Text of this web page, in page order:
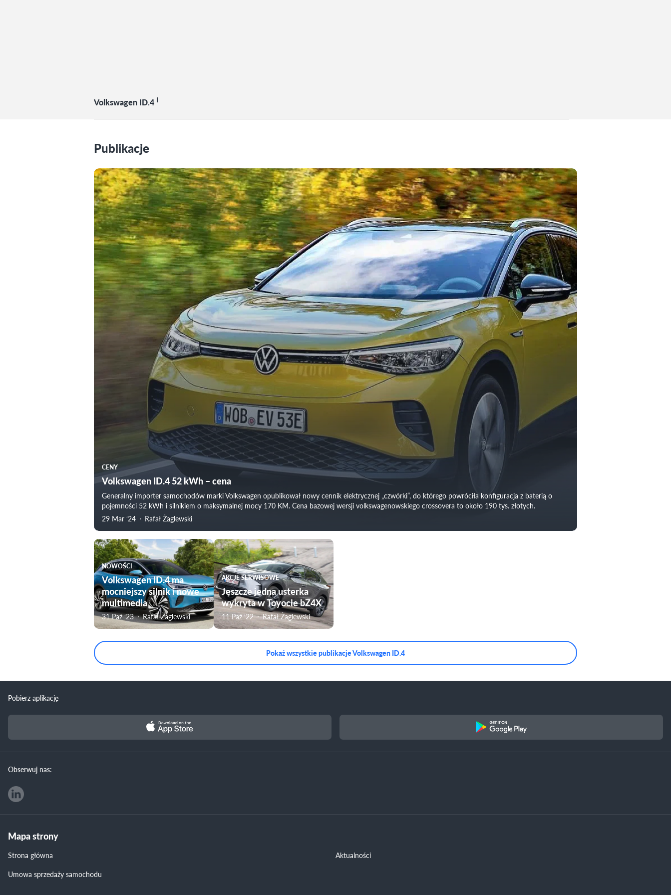
Volkswagen ID.4 I
Publikacje
CENY
Volkswagen ID.4 52 kWh – cena
Generalny importer samochodów marki Volkswagen opublikował nowy cennik elektrycznej „czwórki”, do którego powróciła konfiguracja z baterią o
pojemności 52 kWh i silnikiem o maksymalnej mocy 170 KM. Cena bazowej wersji volkswagenowskiego crossovera to około 190 tys. złotych.
29 Mar ‘24
Rafał Żaglewski
NOWOŚCI
Volkswagen ID.4 ma
mocniejszy silnik i nowe
multimedia
31 Paź ‘23 Rafał Żaglewski
AKCJE SERWISOWE
Jeszcze jedna usterka
wykryta w Toyocie bZ4X
11 Paź ‘22 Rafał Żaglewski
Pokaż wszystkie publikacje Volkswagen ID.4
Pobierz aplikację
Obserwuj nas:
Mapa strony
Strona główna
Aktualności
Umowa sprzedaży samochodu